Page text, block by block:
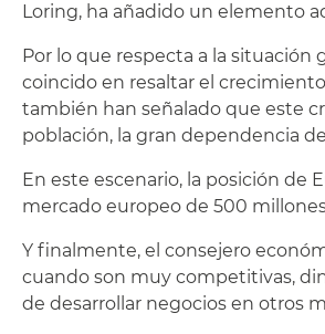
Loring, ha añadido un elemento
Por lo que respecta a la situación
coincido en resaltar el
también han señalado que este
población, la gran dependencia
En este escenario, la posición de
mercado europeo de 500
Y finalmente, el consejero
cuando son muy competitivas,
de desarrollar negocios en otros